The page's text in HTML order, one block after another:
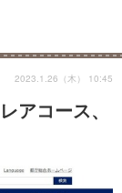
アコース、
2023.1.26（木） 10:45